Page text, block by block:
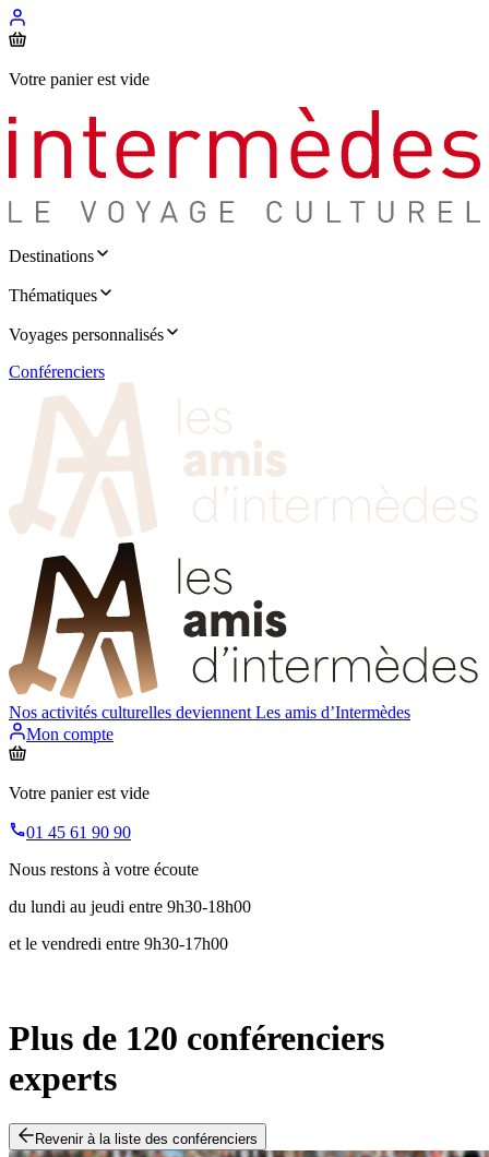
Votre panier est vide
Destinations
Thématiques
Voyages personnalisés
Conférenciers
Nos activités culturelles deviennent Les amis d’Intermèdes
Mon compte
Votre panier est vide
01 45 61 90 90
Nous restons à votre écoute
du lundi au jeudi entre 9h30-18h00
et le vendredi entre 9h30-17h00
Plus de 120 conférenciers
experts
Revenir à la liste des conférenciers